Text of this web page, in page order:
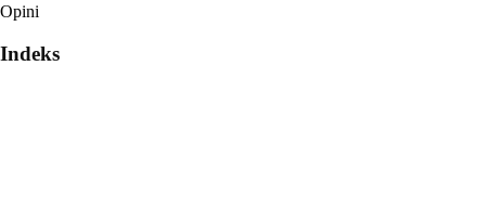
Opini
Indeks